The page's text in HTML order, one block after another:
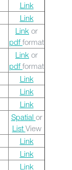
Link
Link
Link or
pdf format
Link or
pdf format
Link
Link
Link
Spatial or
List View
Link
Link
Link